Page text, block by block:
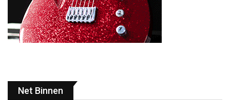
Net Binnen